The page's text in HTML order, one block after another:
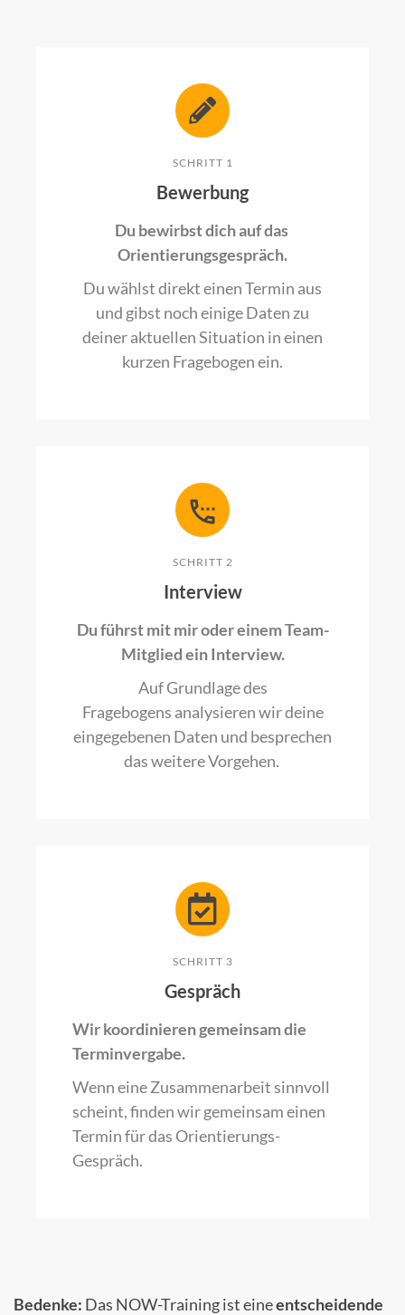
SCHRITT 1
Bewerbung
Du bewirbst dich auf das
Orientierungsgespräch.
Du wählst direkt einen Termin aus
und gibst noch einige Daten zu
deiner aktuellen Situation in einen
kurzen Fragebogen ein.
SCHRITT 2
Interview
Du führst mit mir oder einem Team-
Mitglied ein Interview.
Auf Grundlage des
Fragebogens analysieren wir deine
eingegebenen Daten und besprechen
das weitere Vorgehen.
SCHRITT 3
Gespräch
Wir koordinieren gemeinsam die
Terminvergabe.
Wenn eine Zusammenarbeit sinnvoll
scheint, finden wir gemeinsam einen
Termin für das Orientierungs-
Gespräch.
Bedenke: Das NOW-Training ist eineentscheidende